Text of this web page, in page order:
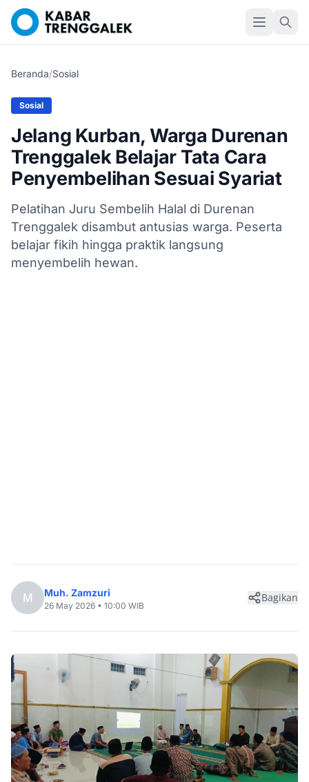
Beranda/Sosial
Sosial
Jelang Kurban, Warga Durenan
Trenggalek Belajar Tata Cara
Penyembelihan Sesuai Syariat
Pelatihan Juru Sembelih Halal di Durenan
Trenggalek disambut antusias warga. Peserta
belajar fikih hingga praktik langsung
menyembelih hewan.
M Muh. Zamzuri
26 May 2026 • 10:00 WIB
Bagikan